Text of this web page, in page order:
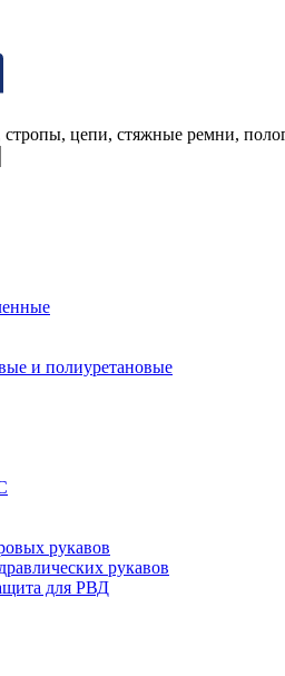
цепи, стяжные ремни,
и полиуретановые
рукавов
рукавов
для РВД